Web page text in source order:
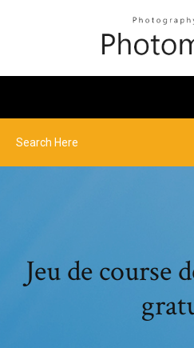
Jeu de course